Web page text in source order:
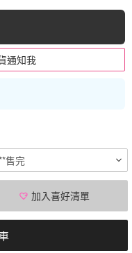
通知我
售完
加入喜好清單